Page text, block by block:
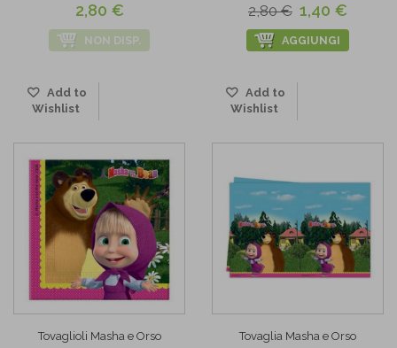
2,80 €
NON DISP.
Add to
Wishlist
2,80 € 1,40 €
AGGIUNGI
Add to
Wishlist
Tovaglioli Masha e Orso Tovaglia Masha e Orso